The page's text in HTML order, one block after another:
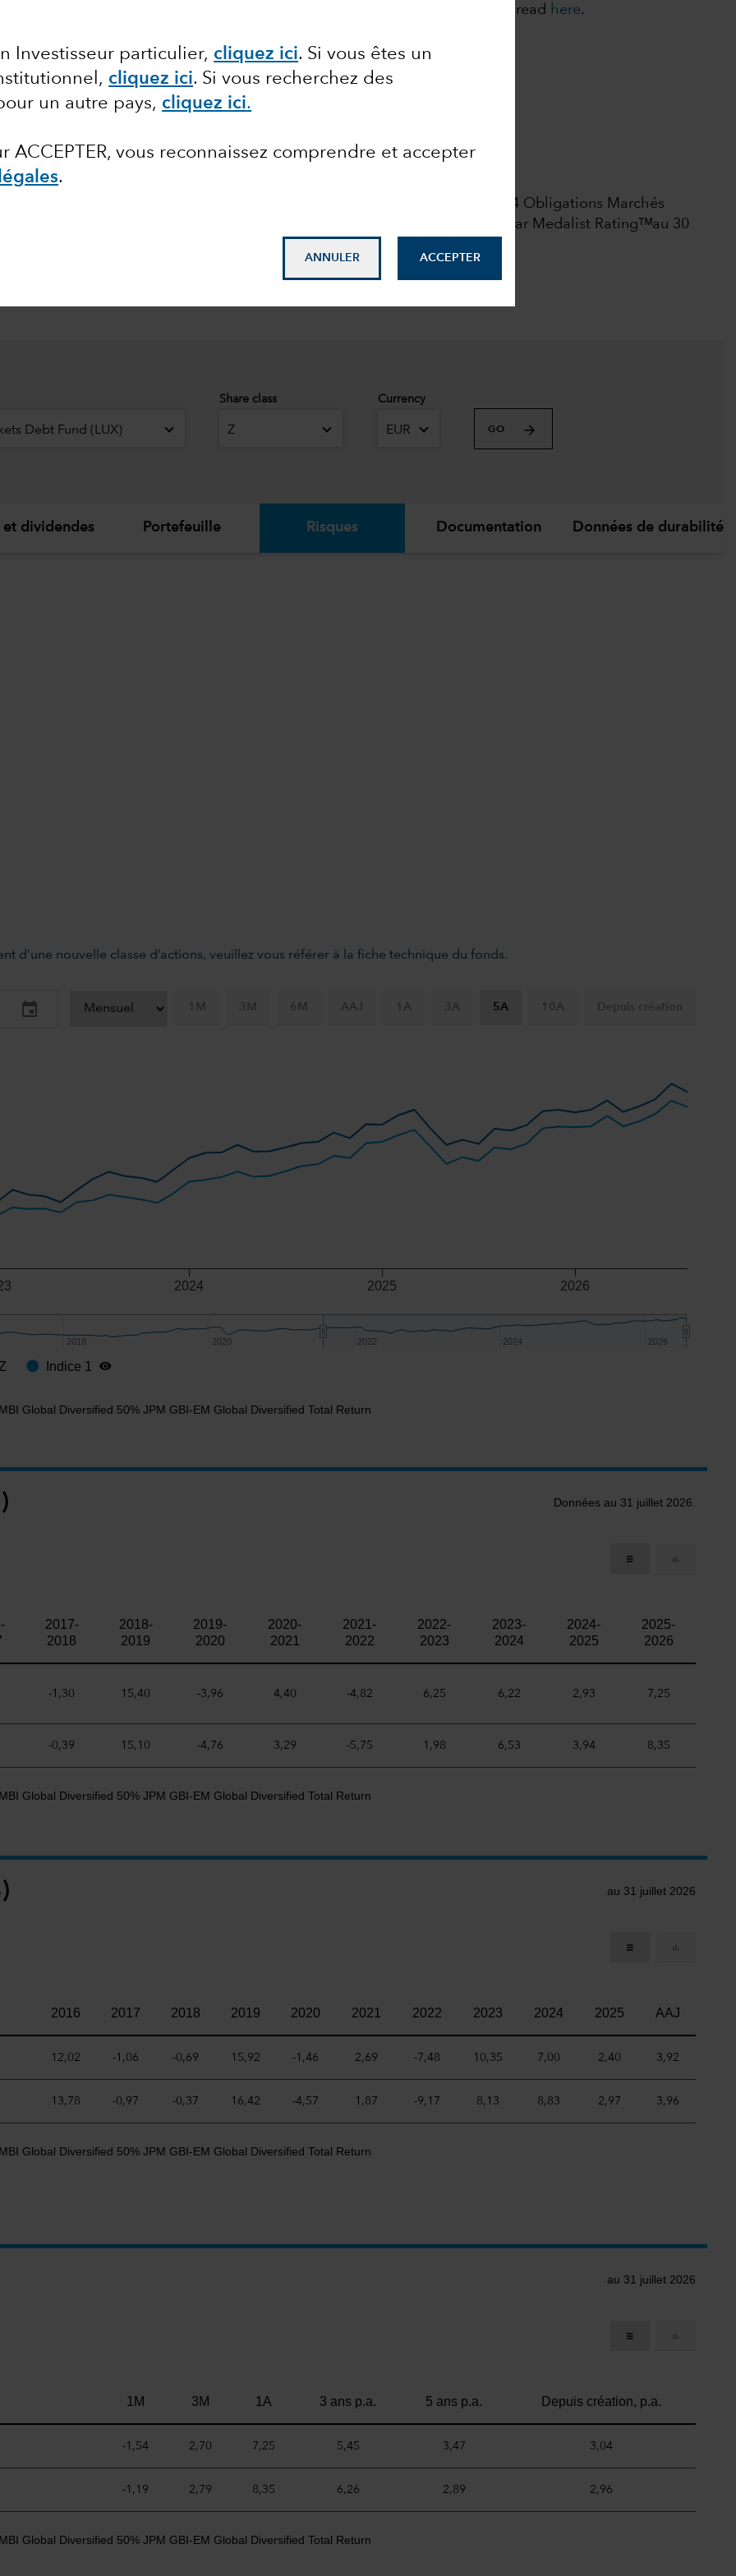
Investisseur particulier, cliquez ici. Si vous êtes un
cliquez ici. Si vous recherchez des
un autre pays, cliquez ici.
ACCEPTER, vous reconnaissez comprendre et accepter
.
ANNULER ACCEPTER
classes of the Funds with fixed distribution policies. For more details, read here.
Pre-Notification Requirements. For more details,
catégorie Z sur EUR. Note globale parmi 1464 Obligations Marchés
Morningstar Medalist Ratingᵀᴹau 30
Debt Fund (LUX)
Share class
Z
Currency
EUR GO
et dividendes Portefeuille Risques Documentation Données de durabilité
d’une nouvelle classe d’actions, veuillez vous référer à la fiche technique du fonds.
1M 3M 6M AAJ 1A 3A 5A 10A Depuis création
2024 2025 2026
2018
2018 2020
2020 2022
2022 2024
2024 2026
2026
Indice 1
Global Diversified 50% JPM GBI-EM Global Diversified Total Return
Données au 31 juillet 2026.
2017-
2018
2018-
2019
2019-
2020
2020-
2021
2021-
2022
2022-
2023
2023-
2024
2024-
2025
2025-
2026
-1,30 15,40 -3,96 4,40 -4,82 6,25 6,22 2,93 7,25
-0,39 15,10 -4,76 3,29 -5,75 1,98 6,53 3,94 8,35
Global Diversified 50% JPM GBI-EM Global Diversified Total Return
au 31 juillet 2026
2016 2017 2018 2019 2020 2021 2022 2023 2024 2025 AAJ
12,02 -1,06 -0,69 15,92 -1,46 2,69 -7,48 10,35 7,00 2,40 3,92
13,78 -0,97 -0,37 16,42 -4,57 1,87 -9,17 8,13 8,83 2,97 3,96
Global Diversified 50% JPM GBI-EM Global Diversified Total Return
au 31 juillet 2026
1M 3M 1A 3 ans p.a. 5 ans p.a. Depuis création, p.a.
-1,54 2,70 7,25 5,45 3,47 3,04
-1,19 2,79 8,35 6,26 2,89 2,96
Global Diversified 50% JPM GBI-EM Global Diversified Total Return